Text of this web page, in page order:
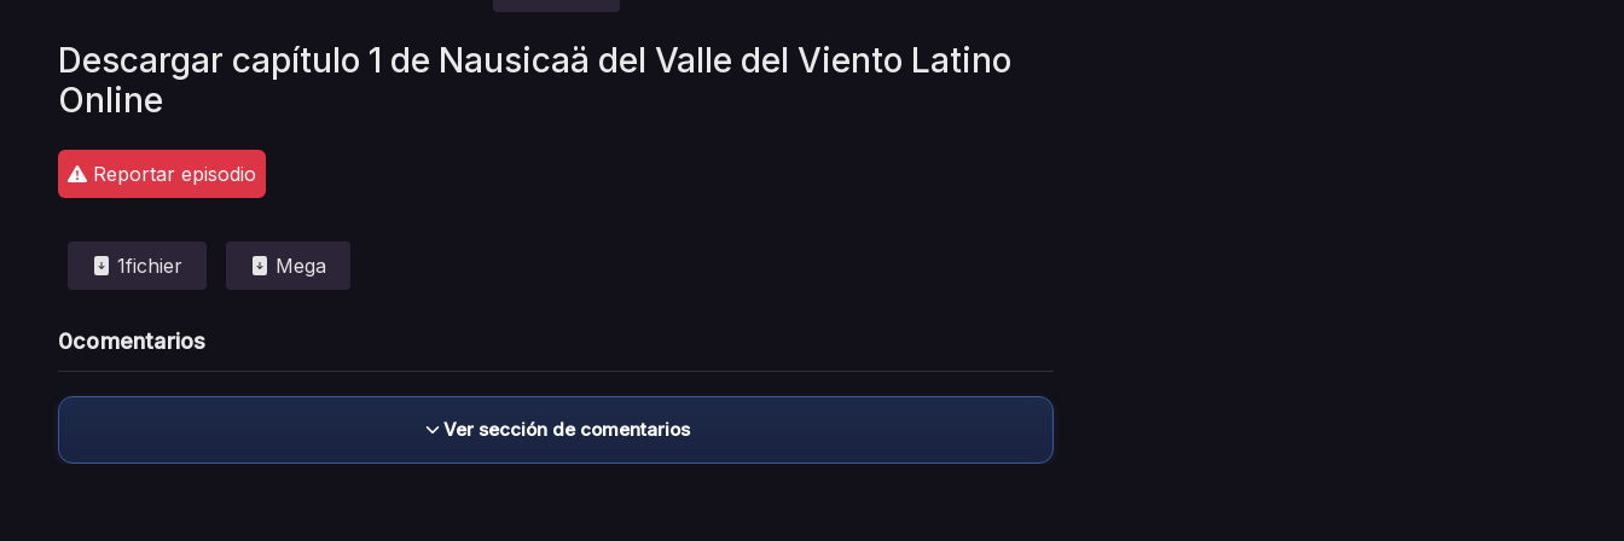
Descargar capítulo 1 de Nausicaä del Valle del Viento Latino
Online
Reportar episodio
1fichier Mega
0comentarios
Ver sección de comentarios